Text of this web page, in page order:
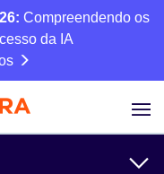
Compreendendo os
da IA